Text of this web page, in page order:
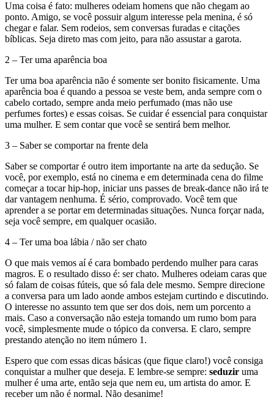
Uma coisa é fato: mulheres odeiam homens que não chegam ao
ponto. Amigo, se você possuir algum interesse pela menina, é só
chegar e falar. Sem rodeios, sem conversas furadas e citações
bíblicas. Seja direto mas com jeito, para não assustar a garota.
2 – Ter uma aparência boa
Ter uma boa aparência não é somente ser bonito fisicamente. Uma
aparência boa é quando a pessoa se veste bem, anda sempre com o
cabelo cortado, sempre anda meio perfumado (mas não use
perfumes fortes) e essas coisas. Se cuidar é essencial para conquistar
uma mulher. E sem contar que você se sentirá bem melhor.
3 – Saber se comportar na frente dela
Saber se comportar é outro item importante na arte da sedução. Se
você, por exemplo, está no cinema e em determinada cena do filme
começar a tocar hip-hop, iniciar uns passes de break-dance não irá te
dar vantagem nenhuma. É sério, comprovado. Você tem que
aprender a se portar em determinadas situações. Nunca forçar nada,
seja você sempre, em qualquer ocasião.
4 – Ter uma boa lábia / não ser chato
O que mais vemos aí é cara bombado perdendo mulher para caras
magros. E o resultado disso é: ser chato. Mulheres odeiam caras que
só falam de coisas fúteis, que só fala dele mesmo. Sempre direcione
a conversa para um lado aonde ambos estejam curtindo e discutindo.
O interesse no assunto tem que ser dos dois, nem um porcento a
mais. Caso a conversação não esteja tomando um rumo bom para
você, simplesmente mude o tópico da conversa. E claro, sempre
prestando atenção no item número 1.
Espero que com essas dicas básicas (que fique claro!) você consiga
conquistar a mulher que deseja. E lembre-se sempre: seduzir uma
mulher é uma arte, então seja que nem eu, um artista do amor. E
receber um não é normal. Não desanime!